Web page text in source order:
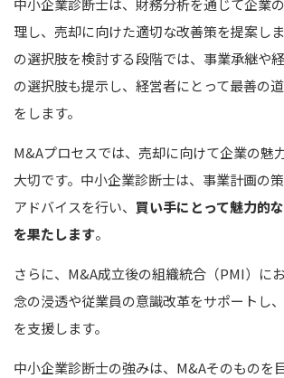
理し、売却に向けた適切な改善策を提案し
の選択肢を検討する段階では、事業承継や
の選択肢も提示し、経営者にとって最善の
をします。
M&Aプロセスでは、売却に向けて企業の魅
大切です。中小企業診断士は、事業計画の
アドバイスを行い、 買い手にとって魅力的
を果たします。
さらに、M&A成立後の組織統合（PMI）に
念の浸透や従業員の意識改革をサポートし
を支援します。
中小企業診断士の強みは、M&Aそのものを目